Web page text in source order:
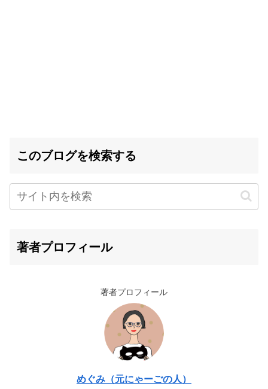
このブログを検索する
著者プロフィール
著者プロフィール
めぐみ（元にゃーごの人）